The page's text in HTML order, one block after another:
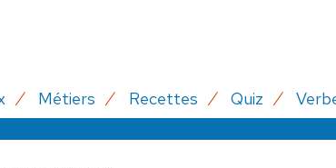
Métiers Recettes Quiz